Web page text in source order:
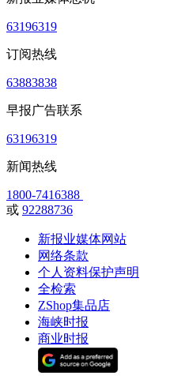
63196319
订阅热线
63883838
早报广告联系
63196319
新闻热线
1800-7416388
或 92288736
新报业媒体网站
网络条款
个人资料保护声明
全检索
ZShop集品店
海峡时报
商业时报